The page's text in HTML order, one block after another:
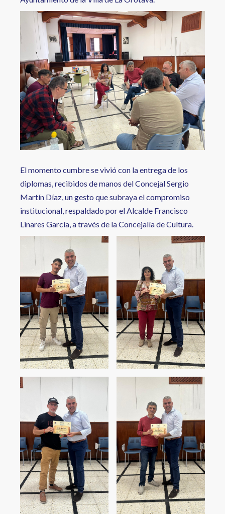
El momento cumbre se vivió con la entrega de los
diplomas, recibidos de manos del Concejal Sergio
Martín Díaz, un gesto que subraya el compromiso
institucional, respaldado por el Alcalde Francisco
Linares García, a través de la Concejalía de Cultura.